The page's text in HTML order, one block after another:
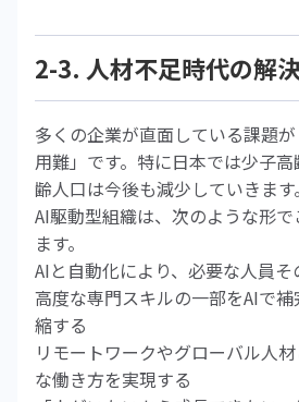
2-3. 人材不足時代の解
多くの企業が直面している課題
用難」です。特に日本では少子
齢人口は今後も減少していきます。
AI駆動型組織は、次のような形
ます。
AIと自動化により、必要な人員
高度な専門スキルの一部をAIで
縮する
リモートワークやグローバル人
な働き方を実現する